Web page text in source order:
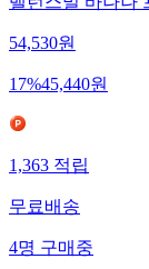
밸런스밀 바나나
54,530원
17%45,440원
1,363적립
무료배송
4명구매중